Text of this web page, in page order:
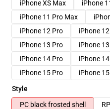
iPhone XS Max
iPhone
iPhone 11 Pro Max
iPhone 12 Pro
iPhone
iPhone 13 Pro
iPhone
iPhone 14 Pro
iPhone
iPhone 15 Pro
iPhone
Style
PC black frosted shell